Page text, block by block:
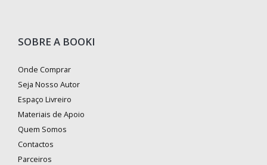
SOBRE A BOOKI
Onde Comprar
Seja Nosso Autor
Espaço Livreiro
Materiais de Apoio
Quem Somos
Contactos
Parceiros